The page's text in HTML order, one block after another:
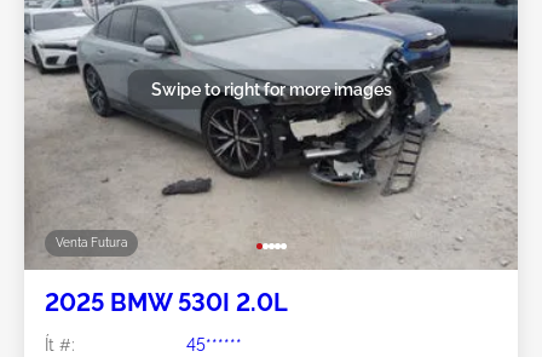
Venta Futura
Swipe to right for more images
2025 BMW 530I 2.0L
Ít #:
45******